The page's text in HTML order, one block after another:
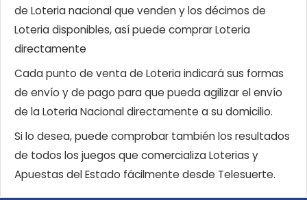
de Loteria nacional que venden y los décimos de
Loteria disponibles, así puede comprar Loteria
directamente
Cada punto de venta de Loteria indicará sus formas
de envío y de pago para que pueda agilizar el envío
de la Loteria Nacional directamente a su domicilio.
Si lo desea, puede comprobar también los resultados
de todos los juegos que comercializa Loterias y
Apuestas del Estado fácilmente desde Telesuerte.